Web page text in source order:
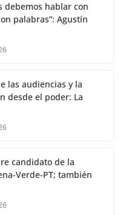
debemos hablar con
palabras”: Agustín
las audiencias y la
desde el poder: La
candidato de la
Verde-PT; también